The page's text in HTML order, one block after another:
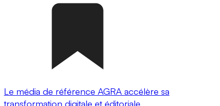
Le média de référence AGRA accélère sa
transformation digitale et éditoriale